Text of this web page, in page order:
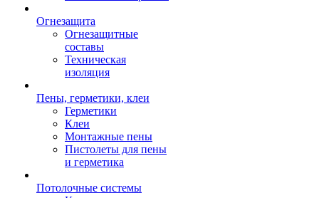
Огнезащита
Огнезащитные
составы
Техническая
изоляция
Пены, герметики, клеи
Герметики
Клеи
Монтажные пены
Пистолеты для пены
и герметика
Потолочные системы